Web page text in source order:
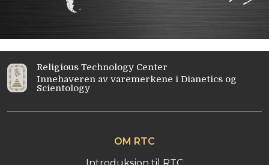
Religious Technology Center
Innehaveren av varemerkene i Dianetics og
Scientology
OM RTC